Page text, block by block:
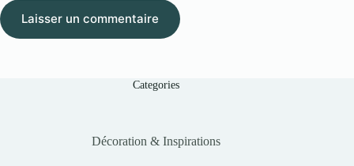
Laisser un commentaire
Categories
Décoration & Inspirations